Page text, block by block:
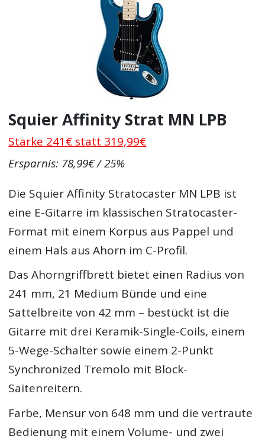
Squier Affinity Strat MN LPB
Starke 241€ statt 319,99€
Ersparnis: 78,99€ / 25%
Die Squier Affinity Stratocaster MN LPB ist
eine E-Gitarre im klassischen Stratocaster-
Format mit einem Korpus aus Pappel und
einem Hals aus Ahorn im C-Profil.
Das Ahorngriffbrett bietet einen Radius von
241 mm, 21 Medium Bünde und eine
Sattelbreite von 42 mm – bestückt ist die
Gitarre mit drei Keramik-Single-Coils, einem
5-Wege-Schalter sowie einem 2-Punkt
Synchronized Tremolo mit Block-
Saitenreitern.
Farbe, Mensur von 648 mm und die vertraute
Bedienung mit einem Volume- und zwei